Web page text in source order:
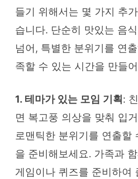
들기 위해서는 몇 가지 추
습니다. 단순히 맛있는 음
넘어, 특별한 분위기를 연
족할 수 있는 시간을 만들
1. 테마가 있는 모임 기획:
면 복고풍 의상을 맞춰 입
로맨틱한 분위기를 연출할
을 준비해보세요. 가족과
게임이나 퀴즈를 준비하여